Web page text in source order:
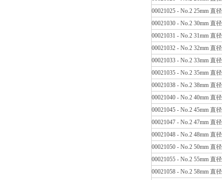
00021025 - No.2 25mm 直
00021030 - No.2 30mm 直
00021031 - No.2 31mm 直
00021032 - No.2 32mm 直
00021033 - No.2 33mm 直
00021035 - No.2 35mm 直
00021038 - No.2 38mm 直
00021040 - No.2 40mm 直
00021045 - No.2 45mm 直
00021047 - No.2 47mm 直
00021048 - No.2 48mm 直
00021050 - No.2 50mm 直
00021055 - No.2 55mm 直
00021058 - No.2 58mm 直